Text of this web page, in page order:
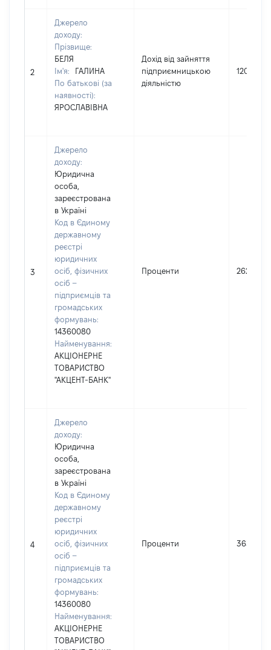
2
Джерело
доходу:
Прізвище:
БЕЛЯ
Ім'я:
ГАЛИНА
По батькові (за
наявності):
ЯРОСЛАВІВНА
Дохід від зайняття
підприємницькою
діяльністю
120255
3
Джерело
доходу:
Юридична
особа,
зареєстрована
в Україні
Код в Єдиному
державному
реєстрі
юридичних
осіб, фізичних
осіб –
підприємців та
громадських
формувань:
14360080
Найменування:
АКЦІОНЕРНЕ
ТОВАРИСТВО
"АКЦЕНТ-БАНК"
Проценти 2628
4
Джерело
доходу:
Юридична
особа,
зареєстрована
в Україні
Код в Єдиному
державному
реєстрі
юридичних
осіб, фізичних
осіб –
підприємців та
громадських
формувань:
14360080
Найменування:
АКЦІОНЕРНЕ
ТОВАРИСТВО
Проценти 363